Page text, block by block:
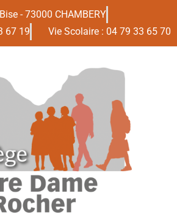
- 73000 CHAMBERY
67 19
Vie Scolaire : 04 79 33 65 70